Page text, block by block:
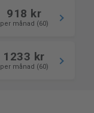
918 kr
per månad (60)
1233 kr
per månad (60)